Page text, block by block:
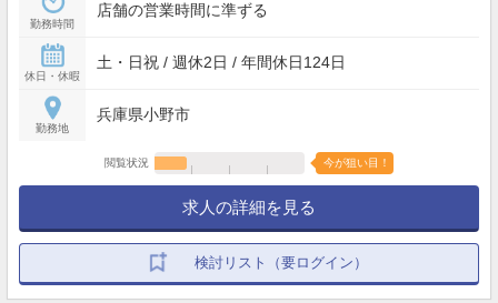
勤務時間
店舗の営業時間に準ずる
休日・休暇
土・日祝 / 週休2日 / 年間休日124日
勤務地
兵庫県小野市
閲覧状況 今が狙い目！
求人の詳細を見る
検討リスト（要ログイン）